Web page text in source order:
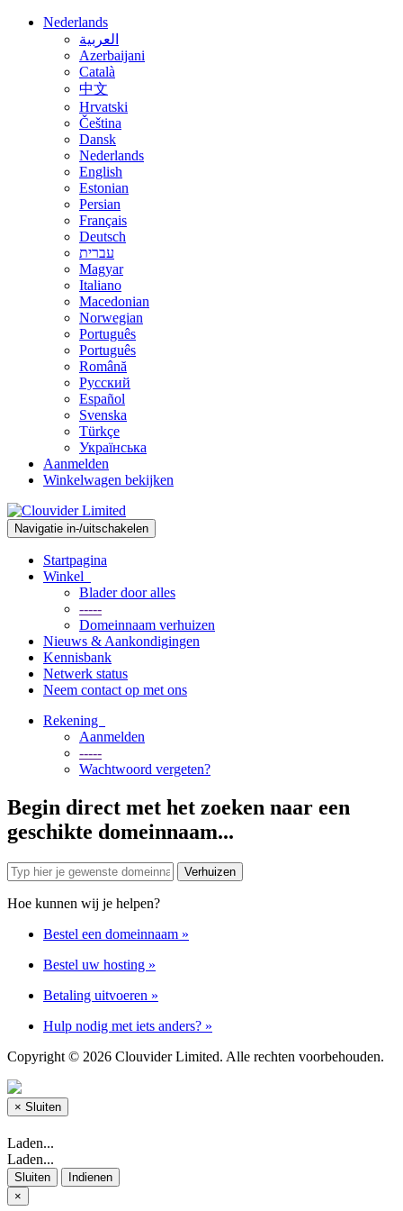
Nederlands
العربية
Azerbaijani
Català
中文
Hrvatski
Čeština
Dansk
Nederlands
English
Estonian
Persian
Français
Deutsch
עברית
Magyar
Italiano
Macedonian
Norwegian
Português
Português
Română
Русский
Español
Svenska
Türkçe
Українська
Aanmelden
Winkelwagen bekijken
Navigatie in-/uitschakelen
Startpagina
Winkel
Blader door alles
-----
Domeinnaam verhuizen
Nieuws & Aankondigingen
Kennisbank
Netwerk status
Neem contact op met ons
Rekening
Aanmelden
-----
Wachtwoord vergeten?
Begin direct met het zoeken naar een
geschikte domeinnaam...
Hoe kunnen wij je helpen?
Bestel een domeinnaam »
Bestel uw hosting »
Betaling uitvoeren »
Hulp nodig met iets anders? »
Copyright © 2026 Clouvider Limited. Alle rechten voorbehouden.
× Sluiten
Laden...
Laden...
Sluiten
Indienen
×